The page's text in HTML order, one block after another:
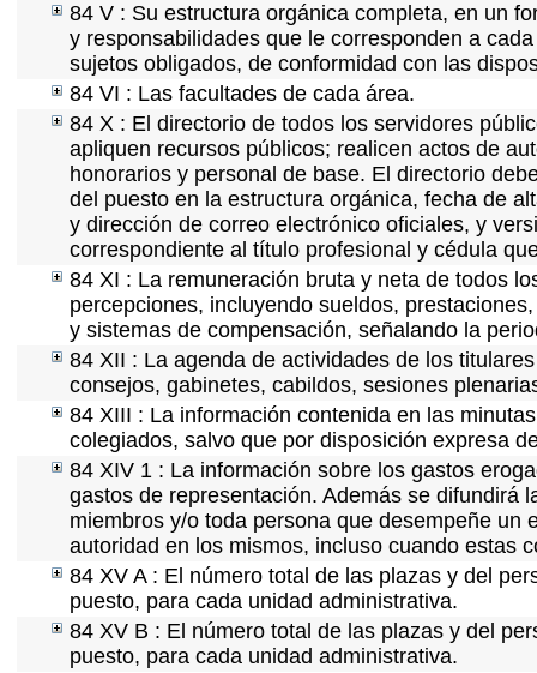
84 V : Su estructura orgánica completa, en un
y responsabilidades que le corresponden a
sujetos obligados, de conformidad con las
84 VI : Las facultades de cada área.
84 X : El directorio de todos los servidores
apliquen recursos públicos; realicen actos de
honorarios y personal de base. El directorio
del puesto en la estructura orgánica, fecha de
y dirección de correo electrónico oficiales, y
correspondiente al título profesional y cédula
84 XI : La remuneración bruta y neta de todos
percepciones, incluyendo sueldos,
y sistemas de compensación, señalando la
84 XII : La agenda de actividades de los
consejos, gabinetes, cabildos, sesiones
84 XIII : La información contenida en las
colegiados, salvo que por disposición expresa
84 XIV 1 : La información sobre los gastos
gastos de representación. Además se difundirá
miembros y/o toda persona que desempeñe
autoridad en los mismos, incluso cuando estas
84 XV A : El número total de las plazas y del
puesto, para cada unidad administrativa.
84 XV B : El número total de las plazas y del
puesto, para cada unidad administrativa.